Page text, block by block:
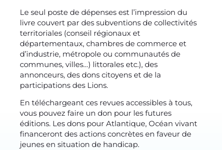
Le seul poste de dépenses est l’impression du
livre couvert par des subventions de collectivités
territoriales (conseil régionaux et
départementaux, chambres de commerce et
d’industrie, métropole ou communautés de
communes, villes…) littorales etc.), des
annonceurs, des dons citoyens et de la
participations des Lions.
En téléchargeant ces revues accessibles à tous,
vous pouvez faire un don pour les futures
éditions. Les dons pour Atlantique, Océan vivant
financeront des actions concrètes en faveur de
jeunes en situation de handicap.